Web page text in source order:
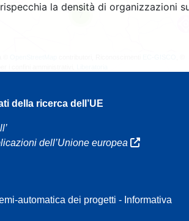
la densità di organizzazioni
7
della ricerca dell’UE
dell’Unione europea
automatica dei progetti - Informativa